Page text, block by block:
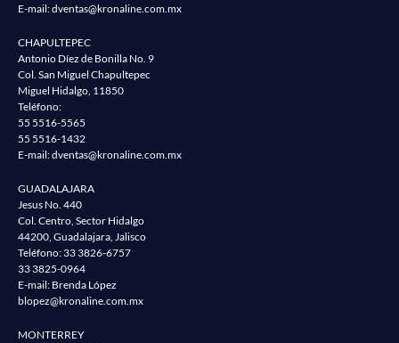
E-mail:dventas@kronaline.com.mx
CHAPULTEPEC
Antonio Díez de Bonilla No. 9
Col. San Miguel Chapultepec
Miguel Hidalgo, 11850
Teléfono:
55 5516-5565
55 5516-1432
E-mail:dventas@kronaline.com.mx
GUADALAJARA
Jesus No. 440
Col. Centro, Sector Hidalgo
44200, Guadalajara, Jalisco
Teléfono: 33 3826-6757
33 3825-0964
E-mail: Brenda López
blopez@kronaline.com.mx
MONTERREY